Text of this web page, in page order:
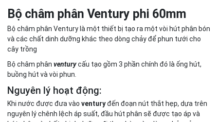
Bộ châm phân Ventury phi 60mm
Bộ châm phân Ventury là một thiết bị tạo ra một vòi hút phân bón
và các chất dinh dưỡng khác theo dòng chảy để phun tưới cho
cây trồng
Bộ châm phân venturycấu tạo gồm 3 phần chính đó là ống hút,
buồng hút và vòi phun.
Nguyên lý hoạt động:
Khi nước được đưa vào venturyđến đoạn nút thắt hẹp, dựa trên
nguyên lý chênh lệch áp suất, đầu hút phân sẽ được tạo áp và